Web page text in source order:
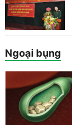
Ngoại bụng